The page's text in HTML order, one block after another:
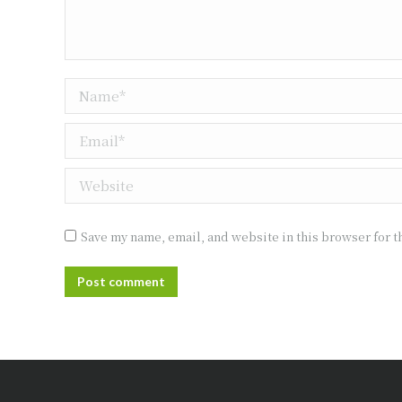
Name *
Email *
Website
Save my name, email, and website in this browser for
Post comment